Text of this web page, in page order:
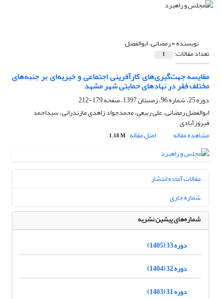
نویسنده =رمضانی، ابوالفضل
تعداد مقالات: 1
مقایسه جهت‌گیری‌های کارآفرینی اجتماعی و خیریه‌ای بر جنبه‌های
مختلف فقر در نهادهای حمایتی شهر مشهد
دوره 25، شماره 96، زمستان 1397، صفحه
179-212
ابوالفضل رمضانی، علی ربیعی، محمدجواد زاهدی مازندرانی، سیداحمد
فیروزآبادی
مشاهده مقاله
اصل مقاله 1.18 M
مقالات آماده انتشار
شماره جاری
شماره‌های پیشین نشریه
دوره 33 (1405)
دوره 32 (1404)
دوره 31 (1403)